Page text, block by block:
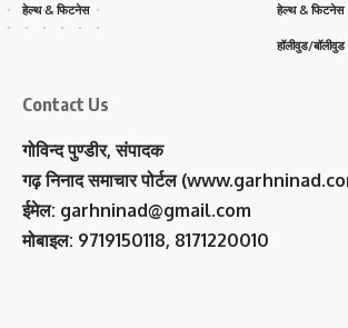
हेल्थ & फिटनेस हेल्थ & फिटनेस
हॉलीवुड/बॉलीवुड
Contact Us
गोविन्द पुण्डीर, संपादक
गढ़ निनाद समाचार पोर्टल
ईमेल: garhninad@gmail.com
मोबाइल: 9719150118, 8171220010